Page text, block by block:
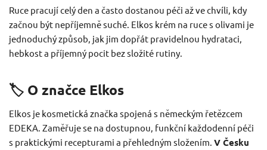
Ruce pracují celý den a často dostanou péči až ve chvíli, kdy
začnou být nepříjemně suché. Elkos krém na ruce s olivami je
jednoduchý způsob, jak jim dopřát pravidelnou hydrataci,
hebkost a příjemný pocit bez složité rutiny.
🏷️ O značce Elkos
Elkos je kosmetická značka spojená s německým řetězcem
EDEKA. Zaměřuje se na dostupnou, funkční každodenní péči
s praktickými recepturami a přehledným složením. V Česku